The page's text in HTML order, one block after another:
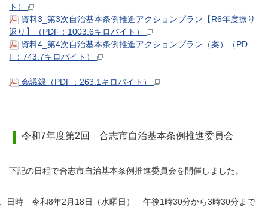
ト）
資料3_第3次自治基本条例推進アクションプラン【R6年度振り
返り】（PDF：1003.6キロバイト）
資料4_第4次自治基本条例推進アクションプラン（案）（PD
F：743.7キロバイト）
会議録（PDF：263.1キロバイト）
令和7年度第2回 合志市自治基本条例推進委員会
下記の日程で合志市自治基本条例推進委員会を開催しました。
日時 令和8年2月18日（水曜日） 午後1時30分から3時30分まで